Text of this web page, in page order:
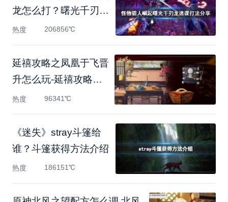
龙怎么打？曙光千刃龙
逃
热度 206856℃
延禧攻略之凤凰于飞晋
升怎么玩-延禧攻略之
凤凰
热度 96341℃
《迷失》stray斗篷给
谁？斗篷获得方法介绍
热度 186151℃